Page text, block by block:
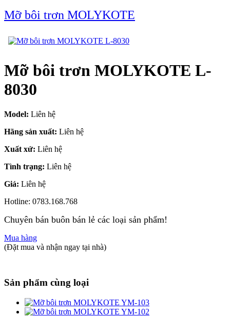
Mỡ bôi trơn MOLYKOTE
Mỡ bôi trơn MOLYKOTE L-
8030
Model: Liên hệ
Hãng sản xuất: Liên hệ
Xuất xứ: Liên hệ
Tình trạng: Liên hệ
Giá: Liên hệ
Hotline: 0783.168.768
Chuyên bán buôn bán lẻ các loại sản phẩm!
Mua hàng
(Đặt mua và nhận ngay tại nhà)
Sản phẩm cùng loại